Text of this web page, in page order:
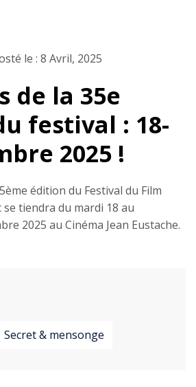
le : 8 Avril, 2025
de la 35e
festival : 18-
2025 !
édition du Festival du Film
se tiendra du mardi 18 au
2025 au Cinéma Jean Eustache.
Secret & mensonge